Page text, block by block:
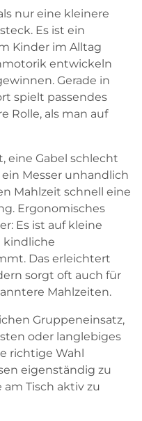
nur eine kleinere
Es ist ein
Kinder im Alltag
entwickeln
Gerade in
spielt passendes
Rolle, als man auf
eine Gabel schlecht
Messer unhandlich
Mahlzeit schnell eine
Ergonomisches
Es ist auf kleine
kindliche
Das erleichtert
sorgt oft auch für
Mahlzeiten.
Gruppeneinsatz,
oder langlebiges
richtige Wahl
eigenständig zu
Tisch aktiv zu